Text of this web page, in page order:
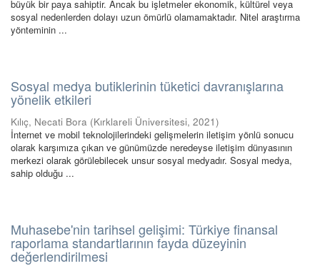
büyük bir paya sahiptir. Ancak bu işletmeler ekonomik, kültürel veya
sosyal nedenlerden dolayı uzun ömürlü olamamaktadır. Nitel araştırma
yönteminin ...
Sosyal medya butiklerinin tüketici davranışlarına
yönelik etkileri
Kılıç, Necati Bora (Kırklareli Üniversitesi, 2021)
İnternet ve mobil teknolojilerindeki gelişmelerin iletişim yönlü sonucu
olarak karşımıza çıkan ve günümüzde neredeyse iletişim dünyasının
merkezi olarak görülebilecek unsur sosyal medyadır. Sosyal medya,
sahip olduğu ...
Muhasebe'nin tarihsel gelişimi: Türkiye finansal
raporlama standartlarının fayda düzeyinin
değerlendirilmesi